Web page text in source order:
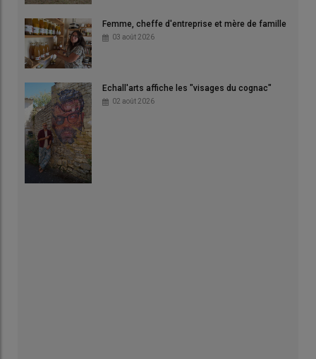
Femme, cheffe d'entreprise et mère de famille
03 août 2026
Echall'arts affiche les "visages du cognac"
02 août 2026